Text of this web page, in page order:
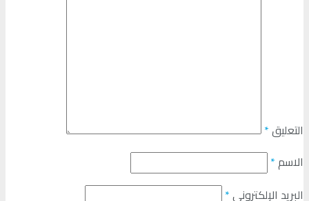
التعليق*
الاسم*
البريد الإلكتروني*